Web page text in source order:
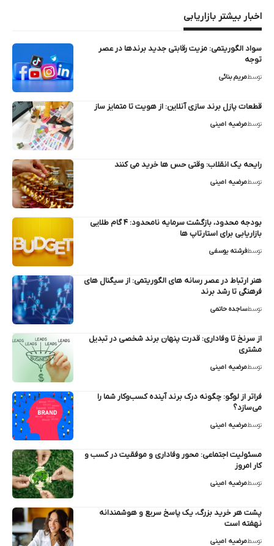
اخبار بیشتر بازاریابی
سواد الگوریتمی: مزیت رقابتی جدید برندها در عصر
توجه
توسطمریم بنائی
قطعات پازل برند سازی آنلاین: از هویت تا متمایز ساز
توسطمرضیه امینی
رایحه یک انقلاب: وقتی حس‌ ها خرید می‌ کنند
توسطمرضیه امینی
بودجه محدود، بازگشت سرمایه نامحدود: ۴ گام طلایی
بازاریابی برای استارتاپ‌ ها
توسطفرشته یوسفی
هنر ارتباط در عصر رسانه های الگوریتمی: از سیگنال‌ های
فرهنگی تا رشد برند
توسطساجده حاتمی
از سرنخ تا وفاداری: قدرت پنهان برند شخصی در تبدیل
مشتری
توسطمرضیه امینی
فراتر از لوگو: چگونه درک برند آینده کسب‌وکار شما را
می‌سازد؟
توسطمرضیه امینی
مسئولیت اجتماعی: محور وفاداری و موفقیت در کسب‌ و
کار امروز
توسطمرضیه امینی
پشت هر خرید بزرگ، یک پاسخ سریع و هوشمندانه
نهفته است
توسطمرضیه امینی